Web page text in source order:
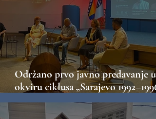
Održano prvo javno predavanje u
okviru ciklusa „Sarajevo 1992–1996:
Opsada – Otpor – Naslijeđe“ Prva
tema Tunel spasa